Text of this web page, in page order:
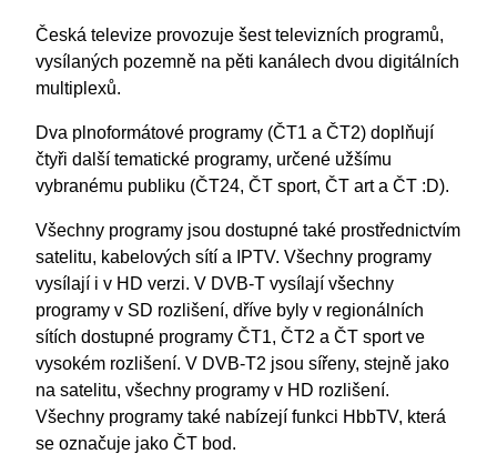
Česká televize provozuje šest televizních programů,
vysílaných pozemně na pěti kanálech dvou digitálních
multiplexů.
Dva plnoformátové programy (ČT1 a ČT2) doplňují
čtyři další tematické programy, určené užšímu
vybranému publiku (ČT24, ČT sport, ČT art a ČT :D).
Všechny programy jsou dostupné také prostřednictvím
satelitu, kabelových sítí a IPTV. Všechny programy
vysílají i v HD verzi. V DVB-T vysílají všechny
programy v SD rozlišení, dříve byly v regionálních
sítích dostupné programy ČT1, ČT2 a ČT sport ve
vysokém rozlišení. V DVB-T2 jsou sířeny, stejně jako
na satelitu, všechny programy v HD rozlišení.
Všechny programy také nabízejí funkci HbbTV, která
se označuje jako ČT bod.